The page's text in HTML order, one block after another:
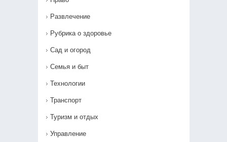
Развлечение
Рубрика о здоровье
Сад и огород
Семья и быт
Технологии
Транспорт
Туризм и отдых
Управление